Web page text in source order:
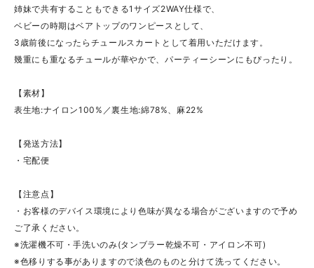
姉妹で共有することもできる1サイズ2WAY仕様で、
ベビーの時期はベアトップのワンピースとして、
3歳前後になったらチュールスカートとして着用いただけます。
幾重にも重なるチュールが華やかで、パーティーシーンにもぴったり。
【素材】
表生地:ナイロン100%／裏生地:綿78%、麻22%
【発送方法】
・宅配便
【注意点】
・お客様のデバイス環境により色味が異なる場合がございますので予め
ご了承ください。
※洗濯機不可・手洗いのみ(タンブラー乾燥不可・アイロン不可)
※色移りする事がありますので淡色のものと分けて洗ってください。